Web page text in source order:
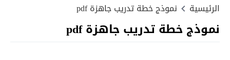
الرئيسية نموذج خطة تدريب جاهزة pdf
نموذج خطة تدريب جاهزة pdf